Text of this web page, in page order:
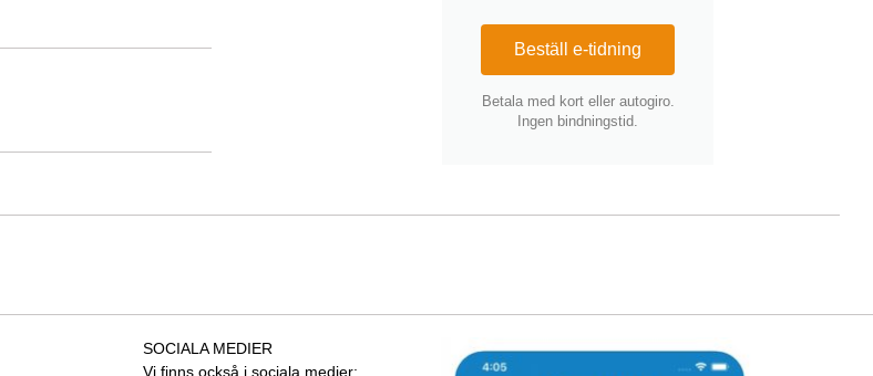
Beställ e-tidning
Betala med kort eller autogiro.
Ingen bindningstid.
SOCIALA MEDIER
Vi finns också i sociala medier: